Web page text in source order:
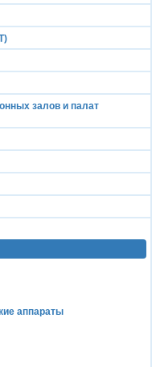
залов и палат
аппараты